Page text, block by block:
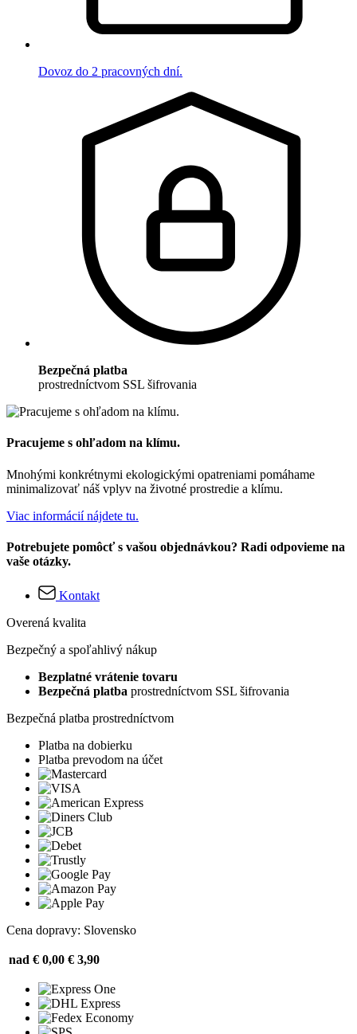
Dovoz do 2 pracovných dní.
Bezpečná platba
prostredníctvom SSL šifrovania
Pracujeme s ohľadom na klímu.
Mnohými konkrétnymi ekologickými opatreniami pomáhame
minimalizovať náš vplyv na životné prostredie a klímu.
Viac informácií nájdete tu.
Potrebujete pomôcť s vašou objednávkou? Radi odpovieme na
vaše otázky.
Kontakt
Overená kvalita
Bezpečný a spoľahlivý nákup
Bezplatné vrátenie tovaru
Bezpečná platba prostredníctvom SSL šifrovania
Bezpečná platba prostredníctvom
Platba na dobierku
Platba prevodom na účet
Cena dopravy: Slovensko
nad € 0,00 € 3,90